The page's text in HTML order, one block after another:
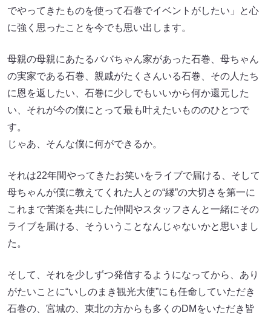
でやってきたものを使って石巻でイベントがしたい」と心
に強く思ったことを今でも思い出します。
母親の母親にあたるババちゃん家があった石巻、母ちゃん
の実家である石巻、親戚がたくさんいる石巻、その人たち
に恩を返したい、石巻に少しでもいいから何か還元した
い、それが今の僕にとって最も叶えたいもののひとつで
す。
じゃあ、そんな僕に何ができるか。
それは22年間やってきたお笑いをライブで届ける、そして
母ちゃんが僕に教えてくれた人との“縁”の大切さを第一に
これまで苦楽を共にした仲間やスタッフさんと一緒にその
ライブを届ける、そういうことなんじゃないかと思いまし
た。
そして、それを少しずつ発信するようになってから、あり
がたいことに“いしのまき観光大使”にも任命していただき
石巻の、宮城の、東北の方からも多くのDMをいただき皆